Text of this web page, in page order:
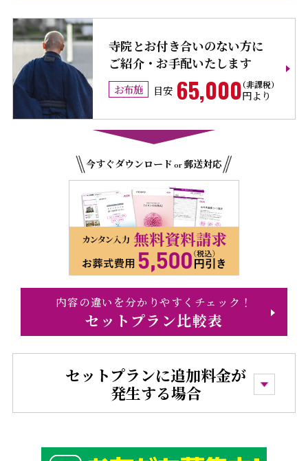
寺院とお付き合いのない方に
ご紹介・お手配いたします
お布施 目安 65,000円より
今すぐダウンロード or郵送対応
内容の違いを分かりやすくチェック！
セットプラン比較表
セットプランに追加料金が
発生する場合